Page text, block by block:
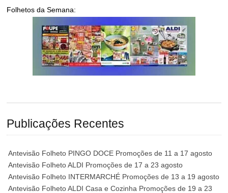
Folhetos da Semana:
Publicações Recentes
Antevisão Folheto PINGO DOCE Promoções de 11 a 17 agosto
Antevisão Folheto ALDI Promoções de 17 a 23 agosto
Antevisão Folheto INTERMARCHÉ Promoções de 13 a 19 agosto
Antevisão Folheto ALDI Casa e Cozinha Promoções de 19 a 23